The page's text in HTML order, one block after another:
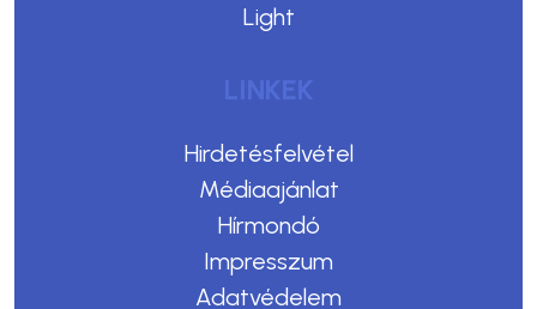
Light
LINKEK
Hirdetésfelvétel
Médiaajánlat
Hírmondó
Impresszum
Adatvédelem